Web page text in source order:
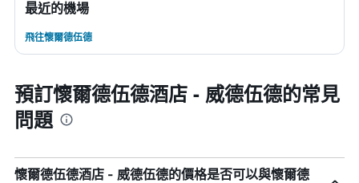
最近的機場
飛往懷爾德伍德
預訂懷爾德伍德酒店 - 威德伍德的常見
問題
懷爾德伍德酒店 - 威德伍德的價格是否可以與懷爾德